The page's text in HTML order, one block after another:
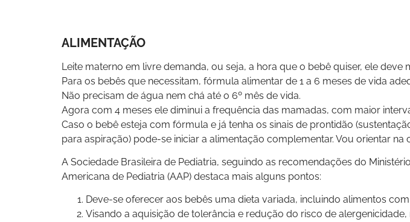
ALIMENTAÇÃO
Leite materno em livre demanda, ou seja, a hora que o bebê quiser, ele deve
Para os bebês que necessitam, fórmula alimentar de 1 a 6 meses de vida
Não precisam de água nem chá até o 6º mês de vida.
Agora com 4 meses ele diminui a frequência das mamadas, com maior
Caso o bebê esteja com fórmula e já tenha os sinais de prontidão
para aspiração) pode-se iniciar a alimentação complementar. Vou orientar
A Sociedade Brasileira de Pediatria, seguindo as recomendações do
Americana de Pediatria (AAP) destaca mais alguns pontos:
Deve-se oferecer aos bebês uma dieta variada, incluindo alimentos
Visando a aquisição de tolerância e redução do risco de